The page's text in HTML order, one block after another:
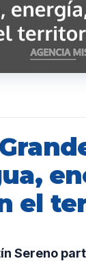
el
Sereno